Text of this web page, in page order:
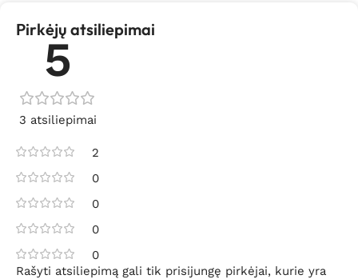
Pirkėjų atsiliepimai
5
3 atsiliepimai
2
0
0
0
0
Rašyti atsiliepimą gali tik prisijungę pirkėjai, kurie yra